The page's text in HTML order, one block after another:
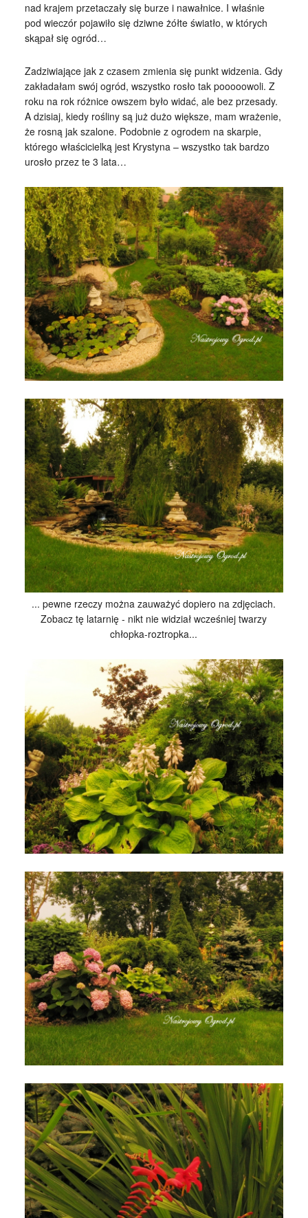
nad krajem przetaczały się burze i nawałnice. I właśnie
pod wieczór pojawiło się dziwne żółte światło, w których
skąpał się ogród…
Zadziwiające jak z czasem zmienia się punkt widzenia. Gdy
zakładałam swój ogród, wszystko rosło tak pooooowoli. Z
roku na rok różnice owszem było widać, ale bez przesady.
A dzisiaj, kiedy rośliny są już dużo większe, mam wrażenie,
że rosną jak szalone. Podobnie z ogrodem na skarpie,
którego właścicielką jest Krystyna – wszystko tak bardzo
urosło przez te 3 lata…
... pewne rzeczy można zauważyć dopiero na zdjęciach.
Zobacz tę latarnię - nikt nie widział wcześniej twarzy
chłopka-roztropka...